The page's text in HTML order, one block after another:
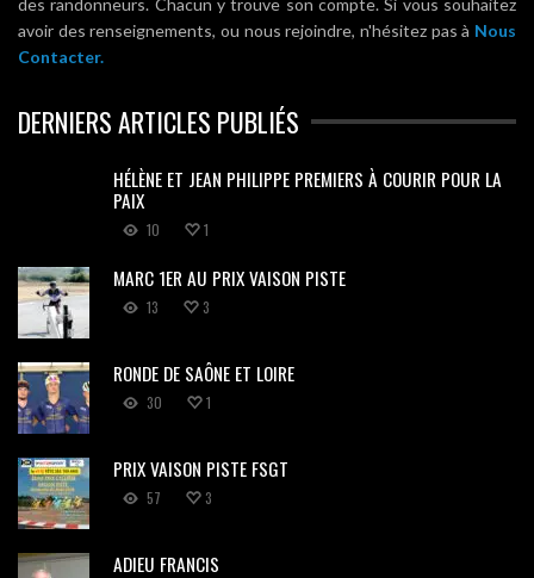
avoir des renseignements, ou nous rejoindre, n'hésitez pas à Nous
Contacter.
DERNIERS ARTICLES PUBLIÉS
HÉLÈNE ET JEAN PHILIPPE PREMIERS À COURIR POUR LA
PAIX
10 1
MARC 1ER AU PRIX VAISON PISTE
13 3
RONDE DE SAÔNE ET LOIRE
30 1
PRIX VAISON PISTE FSGT
57 3
ADIEU FRANCIS